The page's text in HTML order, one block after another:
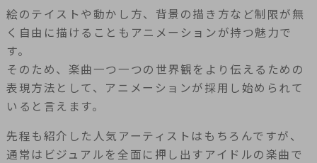
絵のテイストや動かし方、背景の描き方など制限が無
く自由に描けることもアニメーションが持つ魅力で
す。
そのため、楽曲一つ一つの世界観をより伝えるための
表現方法として、アニメーションが採用し始められて
いると言えます。
先程も紹介した人気アーティストはもちろんですが、
通常はビジュアルを全面に押し出すアイドルの楽曲で